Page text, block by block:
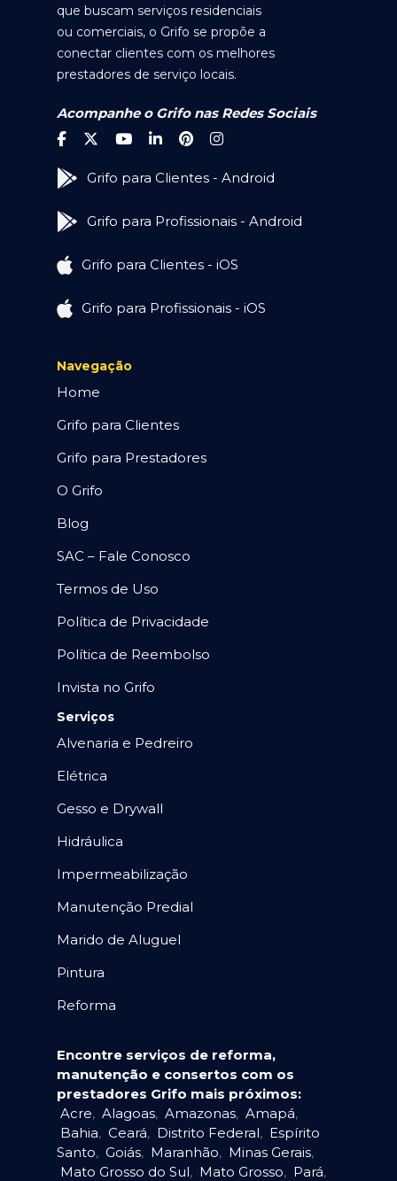
que buscam serviços residenciais
ou comerciais, o Grifo se propõe a
conectar clientes com os melhores
prestadores de serviço locais.
Acompanhe o Grifo nas Redes Sociais
Grifo para Clientes - Android
Grifo para Profissionais - Android
Grifo para Clientes - iOS
Grifo para Profissionais - iOS
Navegação
Home
Grifo para Clientes
Grifo para Prestadores
O Grifo
Blog
SAC – Fale Conosco
Termos de Uso
Política de Privacidade
Política de Reembolso
Invista no Grifo
Serviços
Alvenaria e Pedreiro
Elétrica
Gesso e Drywall
Hidráulica
Impermeabilização
Manutenção Predial
Marido de Aluguel
Pintura
Reforma
Encontre serviços de reforma,
manutenção e consertos com os
prestadores Grifo mais próximos:
Acre, Alagoas, Amazonas, Amapá,
Bahia, Ceará, Distrito Federal, Espírito
Santo, Goiás, Maranhão, Minas Gerais,
Mato Grosso do Sul, Mato Grosso, Pará,